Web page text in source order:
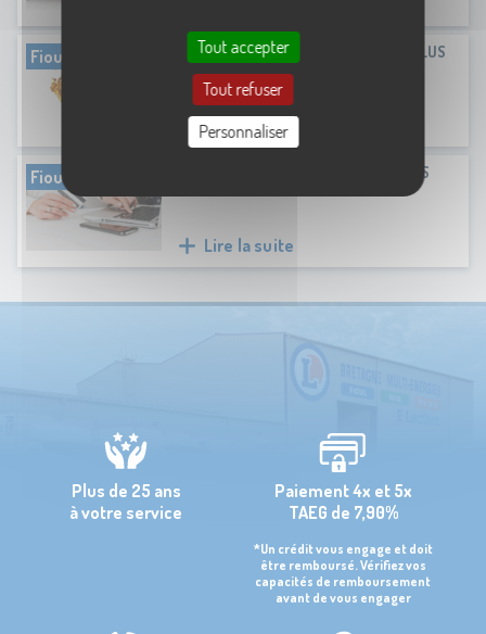
Fioul LES AVANTAGES DU FIOUL QUALY PLUS
Lire la suite
Fioul
TRANSPARENCE MAXIMALE SUR NOS
Lire la suite
Plus de 25 ans
à votre service
Paiement 4x et 5x
TAEG de 7,90%
*Un crédit vous engage et doit
être remboursé. Vérifiez vos
capacités de remboursement
avant de vous engager
Tout accepter
Tout refuser
Personnaliser